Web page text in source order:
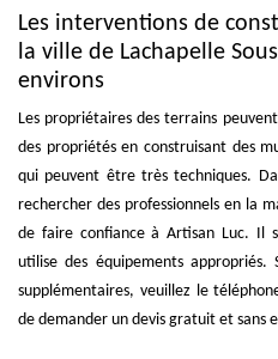
Les interventions de
la ville de Lachapelle
environs
Les propriétaires des terrains
des propriétés en construisant des
qui peuvent être très techniques.
rechercher des professionnels en la
de faire confiance à Artisan Luc. Il
utilise des équipements appropriés.
supplémentaires, veuillez le
de demander un devis gratuit et sans